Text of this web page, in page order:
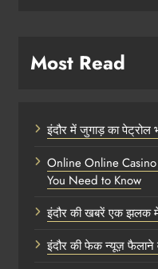
Most Read
इंदौर में जुगाड़ का पेट्रोल
Online Online
You Need to Know
इंदौर की खबरें एक
इंदौर की फेक न्यूज़ फैलाने